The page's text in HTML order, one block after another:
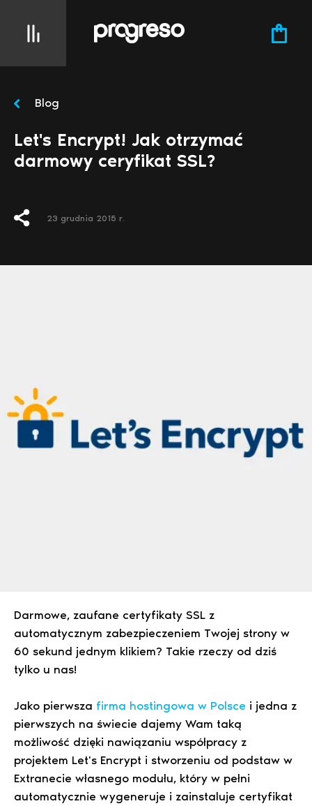
Blog
Let's Encrypt! Jak otrzymać
darmowy ceryfikat SSL?
23 grudnia 2015 r.
Darmowe, zaufane certyfikaty SSL z
automatycznym zabezpieczeniem Twojej strony w
60 sekund jednym klikiem? Takie rzeczy od dziś
tylko u nas!
Jako pierwsza firma hostingowa w Polsce i jedna z
pierwszych na świecie dajemy Wam taką
możliwość dzięki nawiązaniu współpracy z
projektem Let's Encrypt i stworzeniu od podstaw w
Extranecie własnego modułu, który w pełni
automatycznie wygeneruje i zainstaluje certyfikat